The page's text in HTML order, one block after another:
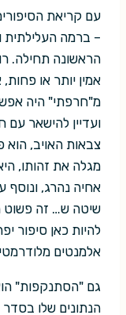
עם קריאת
– ברמה העלילתית
הראשונה תחילה.
אמין יותר או
מ"חרפתי" היה
ועדיין להישאר
צבאות האויב, הוא
מגלה את זהותו,
אחיה נהרג, ונוסף
שיטה ש… זה פשוט
להיות כאן סיפור
אלמנטים
גם "הסתנקפות"
הנתונים שלו